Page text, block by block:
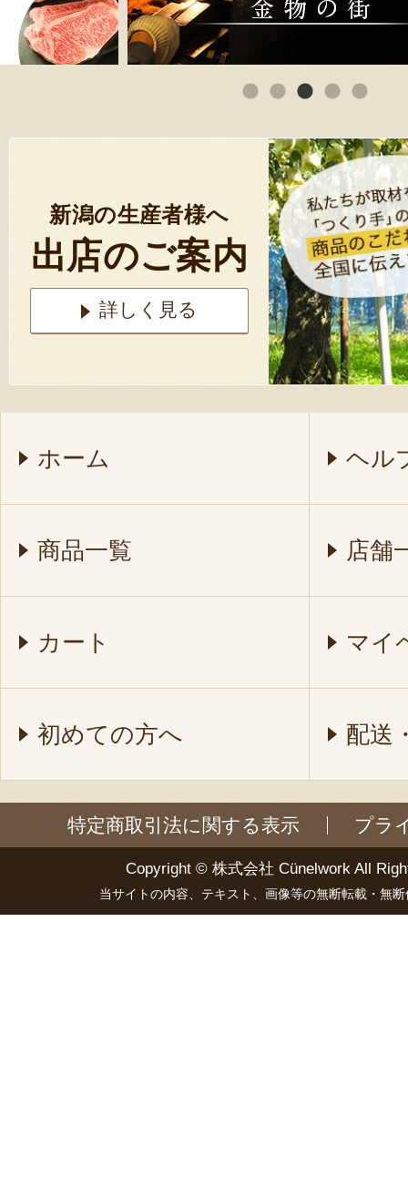
新潟の生産者様へ
出店のご案内
詳しく見る
ホーム ヘル
商品一覧 店舗
カート マイ
初めての方へ 配送
特定商取引法に関する表示 プラ
Copyright © 株式会社 Cünelwork All
当サイトの内容、テキスト、画像等の無断転載・無